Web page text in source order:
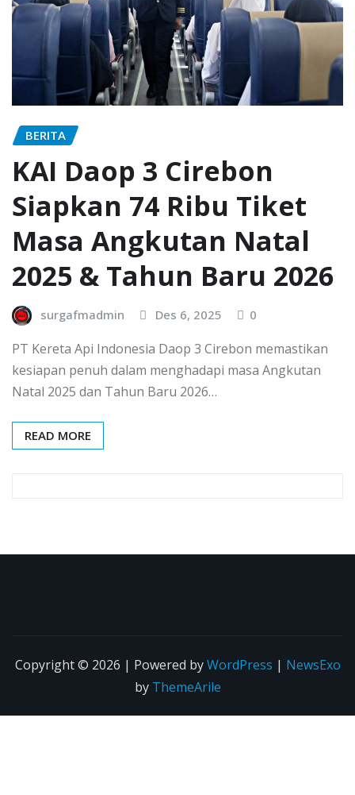
BERITA
KAI Daop 3 Cirebon
Siapkan 74 Ribu Tiket
Masa Angkutan Natal
2025 & Tahun Baru 2026
surgafmadmin Des 6, 2025 0
PT Kereta Api Indonesia Daop 3 Cirebon memastikan
kesiapan penuh dalam menghadapi masa Angkutan
Natal 2025 dan Tahun Baru 2026…
READ MORE
Copyright © 2026 | Powered byWordPress | NewsExo
by ThemeArile